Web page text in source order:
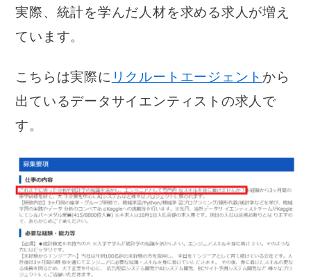
実際、統計を学んだ人材を求める求人が増え
ています。
こちらは実際に リクルートエージェント から
出ているデータサイエンティストの求人で
す。